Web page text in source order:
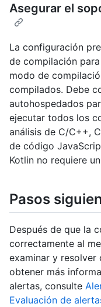
Asegurar el
La configuración
de compilación
modo de
compilados. Debe
autohospedados
ejecutar todos los
análisis de C/C++,
de código
Kotlin no requiere
Pasos
Después de que la
correctamente al
examinar y resolver
obtener más
alertas, consulte
Evaluación de